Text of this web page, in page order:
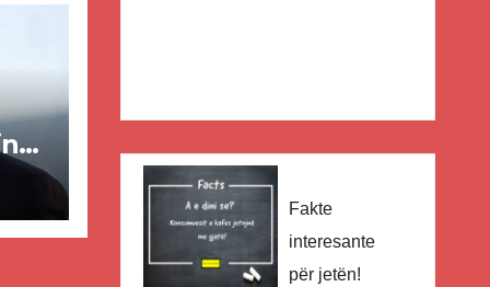
Fakte
interesante
për jetën!